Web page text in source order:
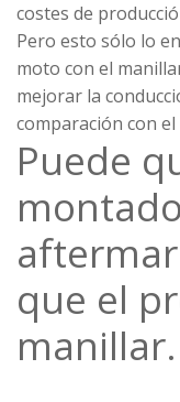
costes de
Pero esto sólo lo
moto con el
mejorar la
comparación con
Puede
que el
manillar.